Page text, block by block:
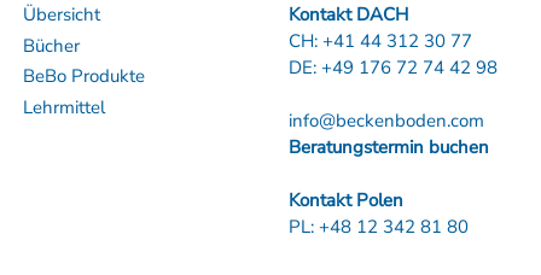
Übersicht
Bücher
BeBo Produkte
Lehrmittel
Kontakt DACH
CH: +41 44 312 30 77
DE: +49 176 72 74 42 98
info@beckenboden.com
Beratungstermin buchen
Kontakt Polen
PL: +48 12 342 81 80